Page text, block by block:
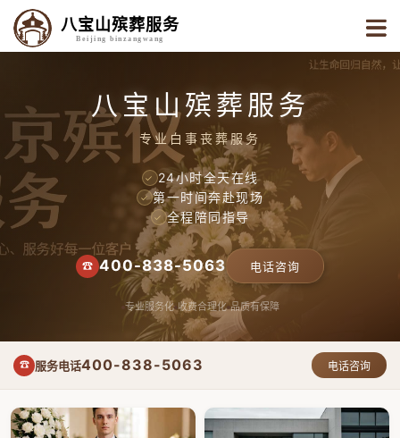
八宝山殡葬服务
Beijing binzangwang
八宝山殡葬服务
专业白事丧葬服务
✓ 24小时全天在线
✓ 第一时间奔赴现场
✓ 全程陪同指导
☎ 400-838-5063 电话咨询
专业服务化 收费合理化 品质有保障
☎ 服务电话400-838-5063 电话咨询